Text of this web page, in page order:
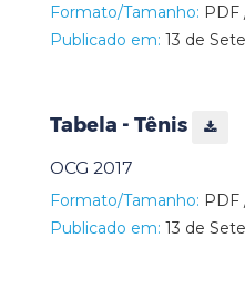
Formato/Tamanho: PDF
Publicado em: 13 de
Tabela - Tênis
OCG 2017
Formato/Tamanho: PDF
Publicado em: 13 de